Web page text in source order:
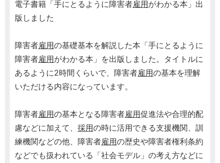
電子書籍「手にとるように障害者雇用がわかる本」出
版しました
障害者雇用の基礎基本を解説した本「手にとるように
障害者雇用がわかる本」を出版しました。タイトルに
あるように2時間くらいで、障害者雇用の基本を理解
いただける内容になっています。
障害者雇用の基本となる障害者雇用促進法や合理的配
慮などに加えて、 採用の時に活用できる支援機関、訓
練機関などの他、障害者雇用の歴史や障害者権利条約
などでも扱われている「社会モデル」の考え方などに